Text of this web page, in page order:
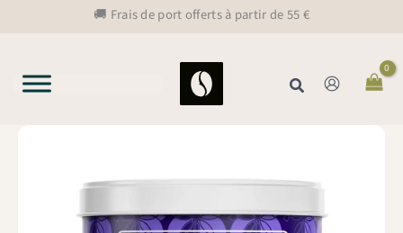
🚚 Frais de port offerts à partir de 55 €
Rechercher